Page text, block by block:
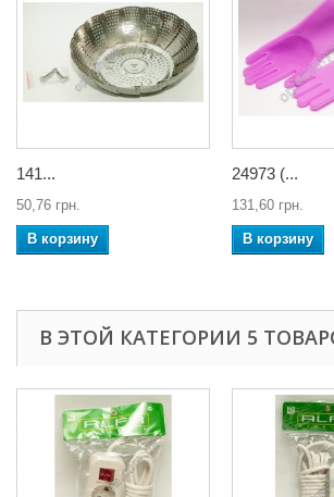
141...
50,76 грн.
В корзину
24973 (...
131,60 грн.
В корзину
В ЭТОЙ КАТЕГОРИИ 5